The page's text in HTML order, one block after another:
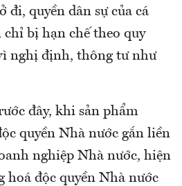
đi, quyền dân sự của cá
bị hạn chế theo quy
nghị định, thông tư như
đây, khi sản phẩm
quyền Nhà nước gắn liền
nghiệp Nhà nước, hiện
hoá độc quyền Nhà nước